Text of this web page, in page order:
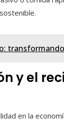
y el
en la